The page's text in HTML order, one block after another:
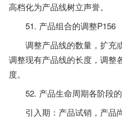
高档化为产品线树立声誉。
51. 产品组合的调整P156
调整产品线的数量，扩充
调整现有产品线的长度，调整
度。
52. 产品生命周期各阶段的
引入期：产品试销，产品